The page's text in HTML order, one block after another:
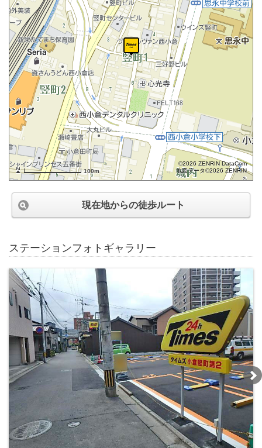
100m
©2026 ZENRIN DataCom
地図データ©2026 ZENRIN
現在地からの徒歩ルート
ステーションフォトギャラリー